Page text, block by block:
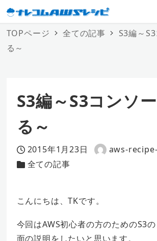
TOPページ 全ての記事
S3編～
る～
S3編～S3コンソ
る～
投稿日
2015年1月23日
著
aws-
カテゴリー
全ての記事
こんにちは、TKです。
今回はAWS初心者の方のためのS3
面の説明をしたいと思います。